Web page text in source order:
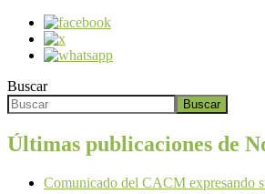
Buscar
Buscar
Últimas publicaciones de
Comunicado del CACM expresando